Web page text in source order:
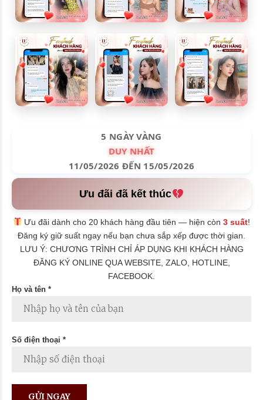
5 NGÀY VÀNG
DUY NHẤT
11/05/2026 ĐẾN 15/05/2026
Ưu đãi đã kết thúc
Ưu đãi dành cho 20 khách hàng đầu tiên — hiện còn3 suất!
Đăng ký giữ suất ngay nếu bạn chưa sắp xếp được thời gian.
LƯU Ý: CHƯƠNG TRÌNH CHỈ ÁP DỤNG KHI KHÁCH HÀNG
ĐĂNG KÝ ONLINE QUA WEBSITE, ZALO, HOTLINE,
FACEBOOK.
Họ và tên *
Số điện thoại *